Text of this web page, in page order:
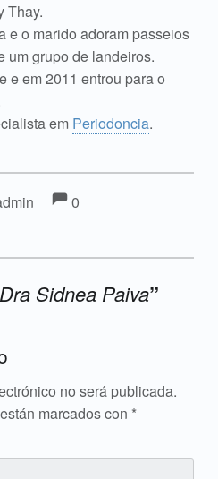
Thay.
e o marido adoram passeios
um grupo de landeiros.
e em 2011 entrou para o
em Periodoncia.
Comments:
0
Dra Sidnea Paiva”
no será publicada.
marcados con *